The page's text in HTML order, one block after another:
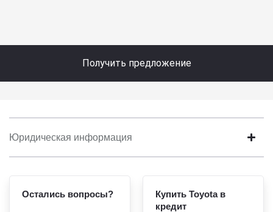
Получить предложение
Юридическая информация
Остались вопросы?
Купить Toyota в
кредит